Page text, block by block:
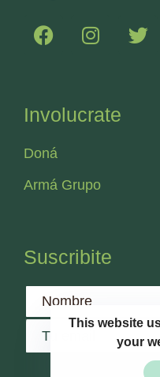
Involucrate
Doná
Armá Grupo
Suscribite
This website
your